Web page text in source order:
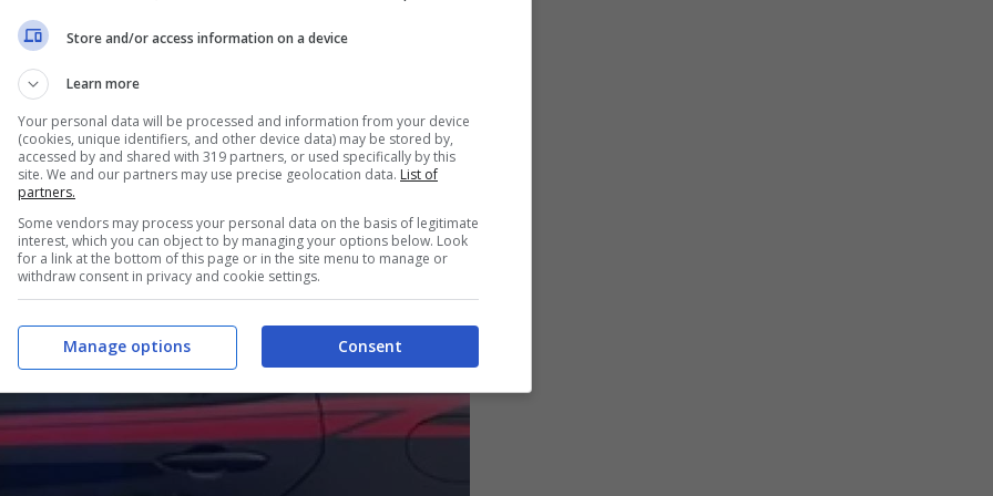
Alcuni pezzi della sua auto erano
ed ucciso: costituisce
Store and/or access information on a device
Learn more
Your personal data will be processed and information from your device
(cookies, unique identifiers, and other device data) may be stored by,
accessed by and shared with 319 partners, or used specifically by this
site. We and our partners may use precise geolocation data. List of
partners.
Some vendors may process your personal data on the basis of legitimate
interest, which you can object to by managing your options below. Look
for a link at the bottom of this page or in the site menu to manage or
withdraw consent in privacy and cookie settings.
Consent
Manage options